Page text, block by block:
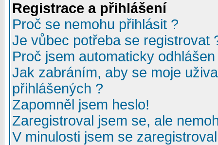
Registrace a přihlášení
Proč se nemohu přihlásit ?
Je vůbec potřeba se registrovat
Proč jsem automaticky odhlášen
Jak zabráním, aby se moje
přihlášených ?
Zapomněl jsem heslo!
Zaregistroval jsem se, ale
V minulosti jsem se